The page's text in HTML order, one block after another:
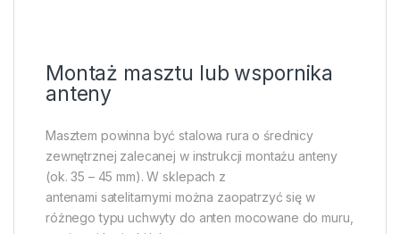
Montaż masztu lub wspornika
anteny
Masztem powinna być stalowa rura o średnicy
zewnętrznej zalecanej w instrukcji montażu anteny
(ok. 35 – 45 mm). W sklepach z
antenami satelitarnymi można zaopatrzyć się w
różnego typu uchwyty do anten mocowane do muru,